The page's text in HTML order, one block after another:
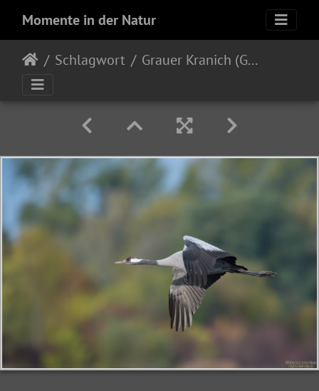
Momente in der Natur
Schlagwort Grauer Kranich (Grus grus)